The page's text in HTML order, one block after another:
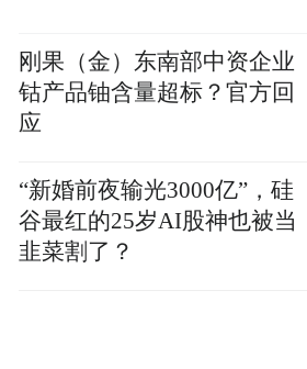
刚果（金）东南部中资企业
钴产品铀含量超标？官方回
应
“新婚前夜输光3000亿”，硅
谷最红的25岁AI股神也被当
韭菜割了？